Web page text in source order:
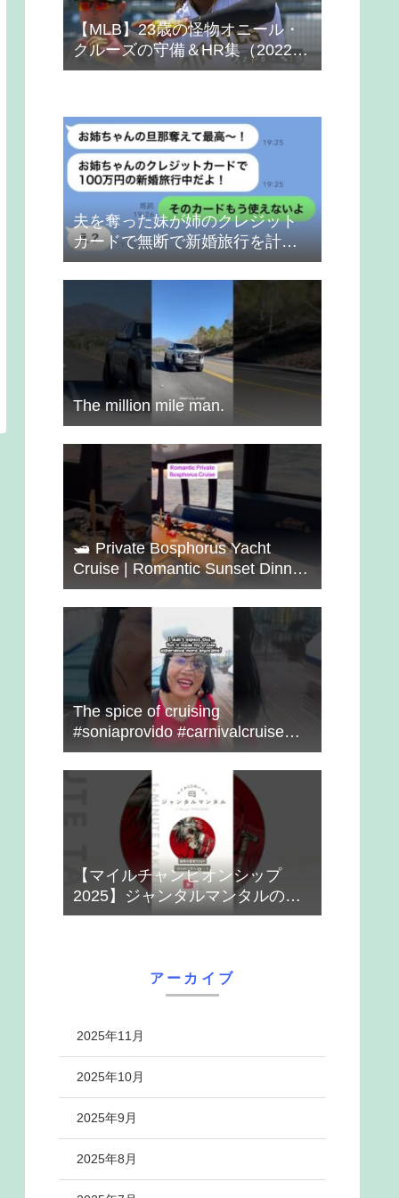
【MLB】23歳の怪物オニール・
クルーズの守備＆HR集（2022
年）
夫を奪った妹が姉のクレジット
カードで無断で新婚旅行を計画
→得意げな妹に「カードは解約
したから」と伝えた時の反応
が…ｗ
The million mile man.
🛥️ Private Bosphorus Yacht
Cruise | Romantic Sunset Dinner
on the Water 🇹🇷✨
The spice of cruising
#soniaprovido #carnivalcruise
#choosefun #adventure #cruise
#fun
【マイルチャンピオンシップ
2025】ジャンタルマンタルのハ
ナシ【1-MINUTE】#競馬
アーカイブ
2025年11月
2025年10月
2025年9月
2025年8月